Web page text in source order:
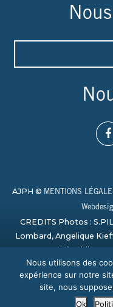
Nous
AJPH © MENTIONS
CREDITS Photos :
Lombard, Angelique
Laurent Théophile,
Bertrand Delhomme,
PHOTO
Nous utilisons des
expérience sur notre
site, nous
Ok